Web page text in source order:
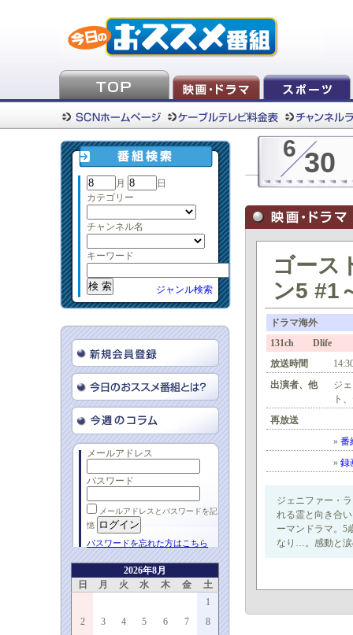
月
日
カテゴリー
チャンネル名
キーワード
ジャンル検索
メールアドレス
パスワード
メールアドレスとパスワードを記
憶
パスワードを忘れた方はこちら
2026年8月
日
月 火 水 木 金
土
1
2
3 4 5 6 7
8
6 30
ゴース
ン5 #1
ドラマ海外
131ch Dlife
放送時間
出演者、他
ジ
ト
再放送
» 番
» 録
ジェニファー・
れる霊と向き合
ーマンドラマ。5
なり…。感動と涙